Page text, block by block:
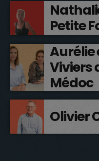
Petite
Aurélie
Viviers
Médoc
Olivier